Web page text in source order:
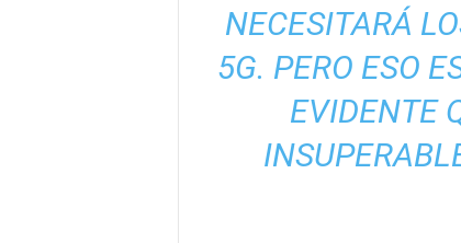
NECESITARÁ
5G. PERO ESO
EVIDENTE